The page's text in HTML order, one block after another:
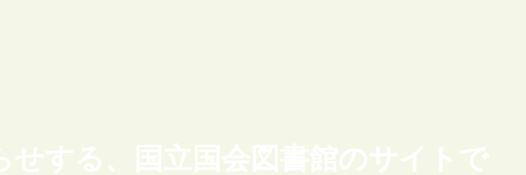
せする、国立国会図書館のサイトで